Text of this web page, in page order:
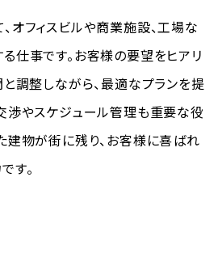
オフィスビルや商業施設、工場な
仕事です。お客様の要望をヒアリ
と調整しながら、最適なプランを提
渉やスケジュール管理も重要な役
建物が街に残り、お客様に喜ばれ
す。